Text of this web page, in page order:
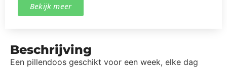
Bekijk meer
Beschrijving
Een pillendoos geschikt voor een week, elke dag